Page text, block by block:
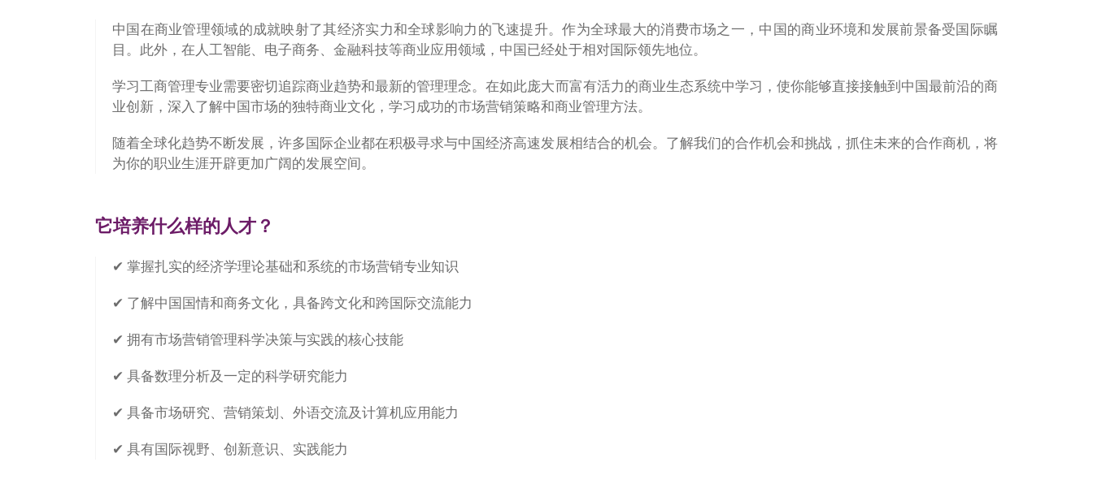
中国在商业管理领域的成就映射了其经济实力和全球影响力的飞速提升。作为全球最大的消费市场之一，中国的商业环境和发展前景备受国际瞩
目。此外，在人工智能、电子商务、金融科技等商业应用领域，中国已经处于相对国际领先地位。
学习工商管理专业需要密切追踪商业趋势和最新的管理理念。在如此庞大而富有活力的商业生态系统中学习，使你能够直接接触到中国最前沿的商
业创新，深入了解中国市场的独特商业文化，学习成功的市场营销策略和商业管理方法。
随着全球化趋势不断发展，许多国际企业都在积极寻求与中国经济高速发展相结合的机会。了解我们的合作机会和挑战，抓住未来的合作商机，将
为你的职业生涯开辟更加广阔的发展空间。
它培养什么样的人才？
✔ 掌握扎实的经济学理论基础和系统的市场营销专业知识
✔ 了解中国国情和商务文化，具备跨文化和跨国际交流能力
✔ 拥有市场营销管理科学决策与实践的核心技能
✔ 具备数理分析及一定的科学研究能力
✔ 具备市场研究、营销策划、外语交流及计算机应用能力
✔ 具有国际视野、创新意识、实践能力